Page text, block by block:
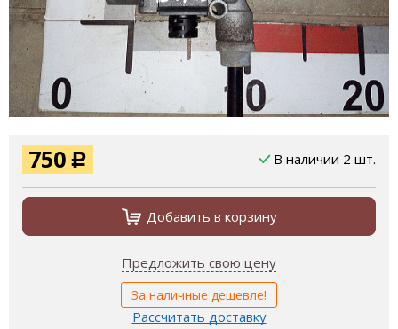
750 Р В наличии 2 шт.
Добавить в корзину
Предложить свою цену
За наличные дешевле!
Рассчитать доставку